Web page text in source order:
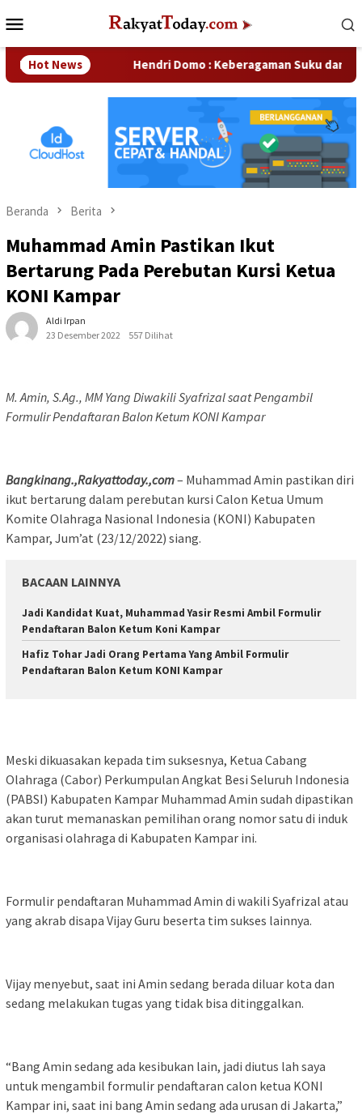
ke
Mobile
Hot NewsHendri Domo : Keberagaman Suku dan Budaya di
Beranda Berita
Muhammad Amin Pastikan Ikut
Bertarung Pada Perebutan Kursi Ketua
KONI Kampar
Aldi Irpan
23 Desember 2022
557 Dilihat
M. Amin, S.Ag., MM Yang Diwakili Syafrizal saat Pengambil
Formulir Pendaftaran Balon Ketum KONI Kampar
Bangkinang.,Rakyattoday.,com– Muhammad Amin pastikan diri
ikut bertarung dalam perebutan kursi Calon Ketua Umum
Komite Olahraga Nasional Indonesia (KONI) Kabupaten
Kampar, Jum’at (23/12/2022) siang.
BACAAN LAINNYA
Jadi Kandidat Kuat, Muhammad Yasir Resmi Ambil Formulir
Pendaftaran Balon Ketum Koni Kampar
Hafiz Tohar Jadi Orang Pertama Yang Ambil Formulir
Pendaftaran Balon Ketum KONI Kampar
Meski dikuasakan kepada tim suksesnya, Ketua Cabang
Olahraga (Cabor) Perkumpulan Angkat Besi Seluruh Indonesia
(PABSI) Kabupaten Kampar Muhammad Amin sudah dipastikan
akan turut memanaskan pemilihan orang nomor satu di induk
organisasi olahraga di Kabupaten Kampar ini.
Formulir pendaftaran Muhammad Amin di wakili Syafrizal atau
yang akrab disapa Vijay Guru beserta tim sukses lainnya.
Vijay menyebut, saat ini Amin sedang berada diluar kota dan
sedang melakukan tugas yang tidak bisa ditinggalkan.
“Bang Amin sedang ada kesibukan lain, jadi diutus lah saya
untuk mengambil formulir pendaftaran calon ketua KONI
Kampar ini, saat ini bang Amin sedang ada urusan di Jakarta,”